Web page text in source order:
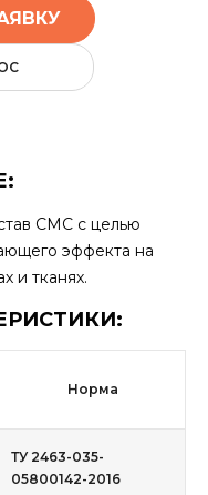
СМС с целью
эффекта на
и тканях.
Норма
ТУ 2463-035-
05800142-2016